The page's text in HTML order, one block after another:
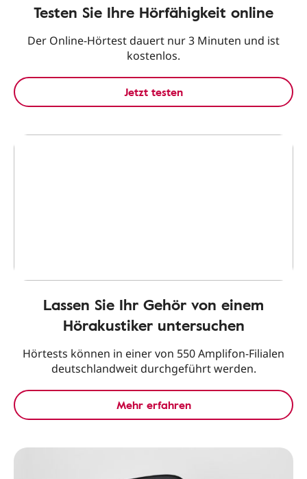
Testen Sie Ihre Hörfähigkeit online
Der Online-Hörtest dauert nur 3 Minuten und ist
kostenlos.
Jetzt testen
Lassen Sie Ihr Gehör von einem
Hörakustiker untersuchen
Hörtests können in einer von 550 Amplifon-Filialen
deutschlandweit durchgeführt werden.
Mehr erfahren